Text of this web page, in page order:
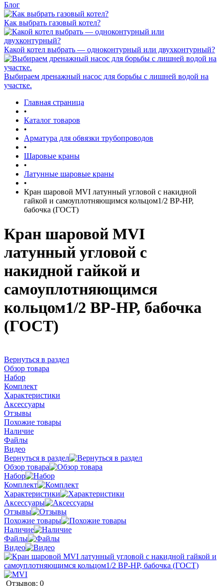
Блог
Как выбрать газовый котел?
Какой котел выбрать — одноконтурный или двухконтурный?
Выбираем дренажный насос для борьбы с лишней водой на
участке.
Главная страница
•
Каталог товаров
•
Арматура для обвязки трубопроводов
•
Шаровые краны
•
Латунные шаровые краны
•
Кран шаровой MVI латунный угловой с накидной
гайкой и самоуплотняющимся кольцом1/2 ВР-НР,
бабочка (ГОСТ)
Кран шаровой MVI
латунный угловой с
накидной гайкой и
самоуплотняющимся
кольцом1/2 ВР-НР, бабочка
(ГОСТ)
Вернуться в раздел
Обзор товара
Набор
Комплект
Характеристики
Аксессуары
Отзывы
Похожие товары
Наличие
Файлы
Видео
Вернуться в раздел
Обзор товара
Набор
Комплект
Характеристики
Аксессуары
Отзывы
Похожие товары
Наличие
Файлы
Видео
Отзывов: 0